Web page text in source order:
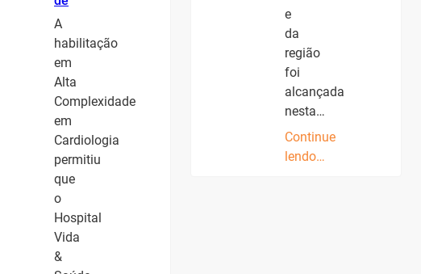
A
habilitação
em
Alta
Complexidade
em
Cardiologia
permitiu
que
o
Hospital
Vida
&
e
da
região
foi
alcançada
nesta…
Continue
lendo…